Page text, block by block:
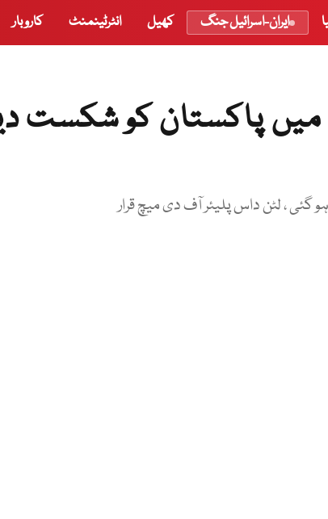
ایران-اسرائیل جنگ کھیل انٹرٹینمنٹ کاروبار
پاکستان کو شکست